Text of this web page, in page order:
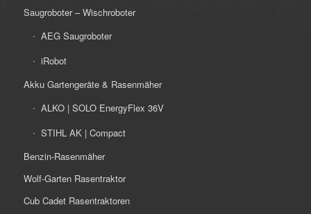
Saugroboter – Wischroboter
AEG Saugroboter
iRobot
Akku Gartengeräte & Rasenmäher
ALKO | SOLO EnergyFlex 36V
STIHL AK | Compact
Benzin-Rasenmäher
Wolf-Garten Rasentraktor
Cub Cadet Rasentraktoren